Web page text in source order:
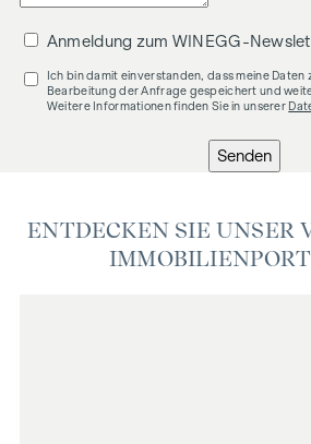
Anmeldung zum WINEGG-
Ich bin damit einverstanden, dass meine Daten
Bearbeitung der Anfrage gespeichert und
Weitere Informationen finden Sie in unserer
Senden
ENTDECKEN SIE UNSER